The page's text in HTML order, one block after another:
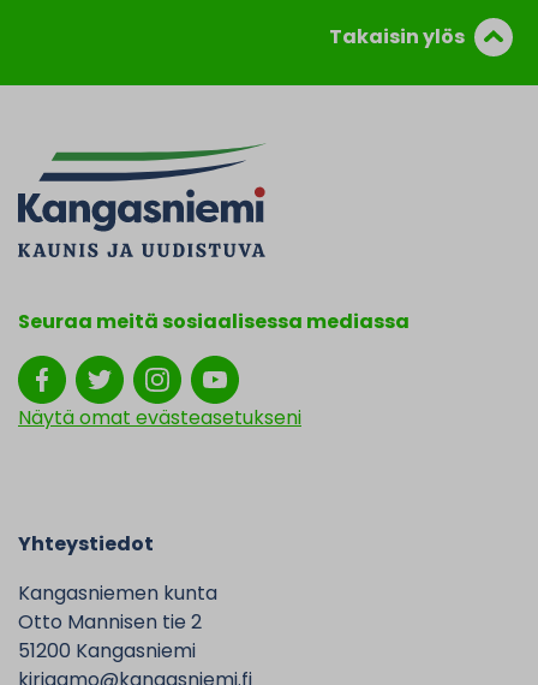
Takaisin ylös
Seuraa meitä sosiaalisessa mediassa
Näytä omat evästeasetukseni
Yhteystiedot
Kangasniemen kunta
Otto Mannisen tie 2
51200 Kangasniemi